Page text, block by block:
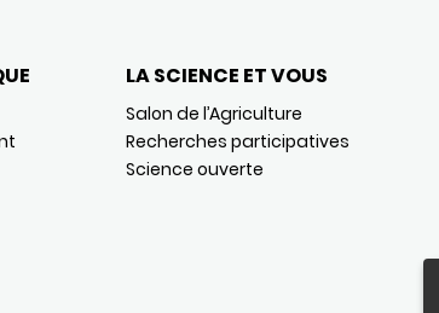
LA SCIENCE ET VOUS
Salon de l’Agriculture
Recherches participatives
Science ouverte